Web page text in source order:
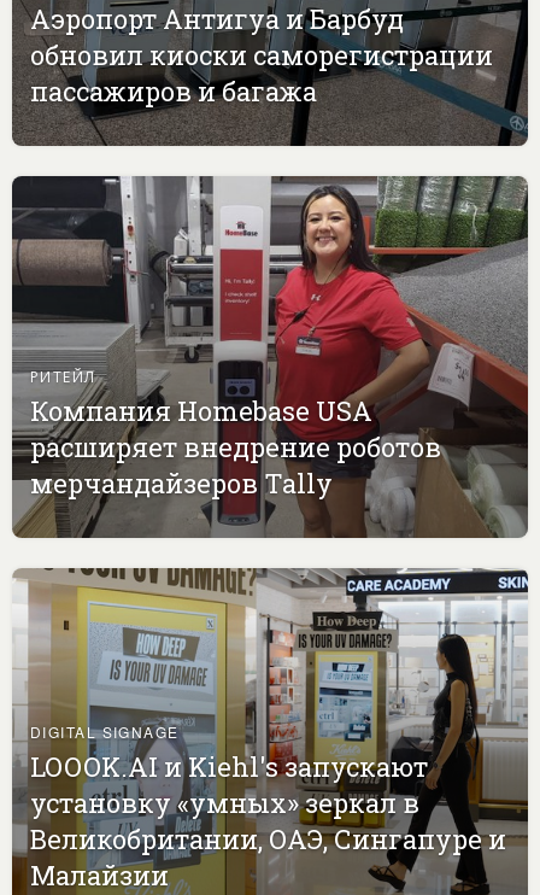
Аэропорт Антигуа и Барбуд
обновил киоски саморегистрации
пассажиров и багажа
РИТЕЙЛ
Компания Homebase USA
расширяет внедрение роботов
мерчандайзеров Tally
DIGITAL SIGNAGE
LOOOK.AI и Kiehl's запускают
установку «умных» зеркал в
Великобритании, ОАЭ, Сингапуре и
Малайзии